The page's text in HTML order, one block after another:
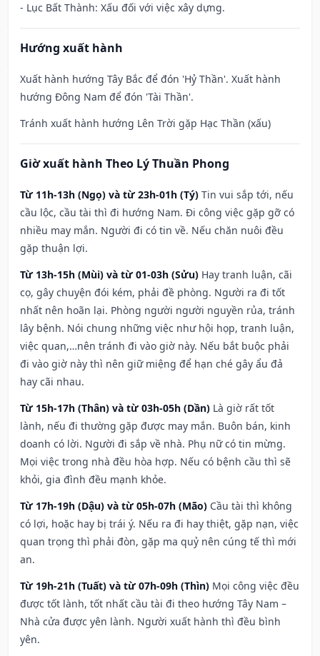
- Lục Bất Thành: Xấu đối với việc xây dựng.
Hướng xuất hành
Xuất hành hướng Tây Bắc để đón 'Hỷ Thần'. Xuất hành
hướng Đông Nam để đón 'Tài Thần'.
Tránh xuất hành hướng Lên Trời gặp Hạc Thần (xấu)
Giờ xuất hành Theo Lý Thuần Phong
Từ 11h-13h (Ngọ) và từ 23h-01h (Tý) Tin vui sắp tới, nếu
cầu lộc, cầu tài thì đi hướng Nam. Đi công việc gặp gỡ có
nhiều may mắn. Người đi có tin về. Nếu chăn nuôi đều
gặp thuận lợi.
Từ 13h-15h (Mùi) và từ 01-03h (Sửu) Hay tranh luận, cãi
cọ, gây chuyện đói kém, phải đề phòng. Người ra đi tốt
nhất nên hoãn lại. Phòng người người nguyền rủa, tránh
lây bệnh. Nói chung những việc như hội họp, tranh luận,
việc quan,…nên tránh đi vào giờ này. Nếu bắt buộc phải
đi vào giờ này thì nên giữ miệng để hạn ché gây ẩu đả
hay cãi nhau.
Từ 15h-17h (Thân) và từ 03h-05h (Dần) Là giờ rất tốt
lành, nếu đi thường gặp được may mắn. Buôn bán, kinh
doanh có lời. Người đi sắp về nhà. Phụ nữ có tin mừng.
Mọi việc trong nhà đều hòa hợp. Nếu có bệnh cầu thì sẽ
khỏi, gia đình đều mạnh khỏe.
Từ 17h-19h (Dậu) và từ 05h-07h (Mão) Cầu tài thì không
có lợi, hoặc hay bị trái ý. Nếu ra đi hay thiệt, gặp nạn, việc
quan trọng thì phải đòn, gặp ma quỷ nên cúng tế thì mới
an.
Từ 19h-21h (Tuất) và từ 07h-09h (Thìn) Mọi công việc đều
được tốt lành, tốt nhất cầu tài đi theo hướng Tây Nam –
Nhà cửa được yên lành. Người xuất hành thì đều bình
yên.